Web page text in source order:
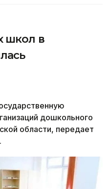
школ в
дошкольного
области, передает